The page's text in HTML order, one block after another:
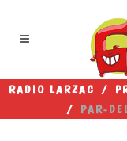
RADIO LARZAC /
/ PAR-